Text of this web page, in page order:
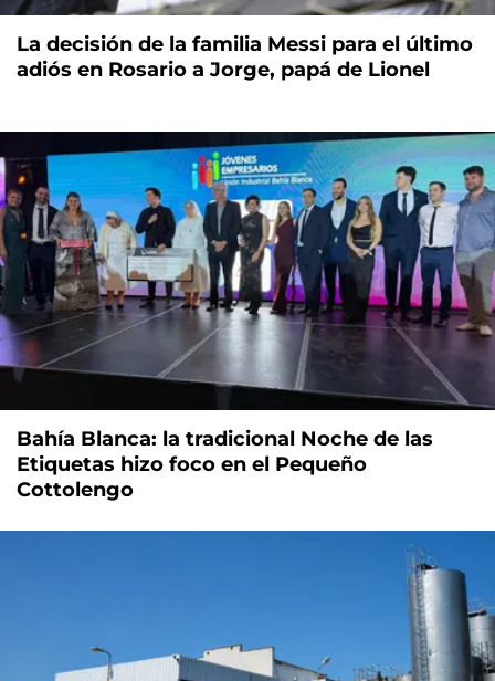
La decisión de la familia Messi para el último
adiós en Rosario a Jorge, papá de Lionel
Bahía Blanca: la tradicional Noche de las
Etiquetas hizo foco en el Pequeño
Cottolengo